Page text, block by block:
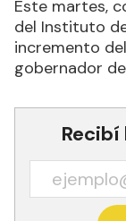
Este martes,
del Instituto
incremento
gobernador